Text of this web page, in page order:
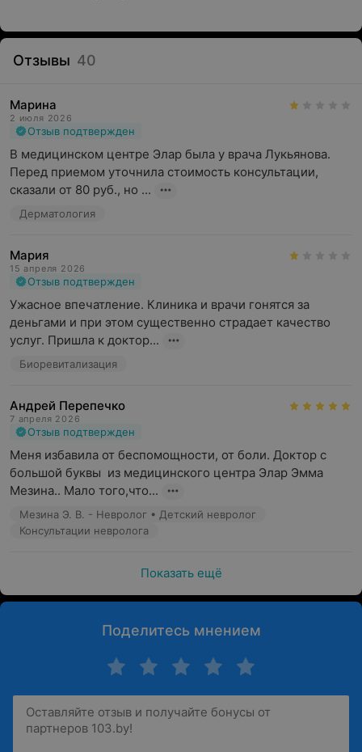
Отзывы 40
Марина
2 июля 2026
Отзыв подтвержден
В медицинском центре Элар была у врача Лукьянова.
Перед приемом уточнила стоимость консультации,
сказали от 80 руб., но ...
Дерматология
Мария
15 апреля 2026
Отзыв подтвержден
Ужасное впечатление. Клиника и врачи гонятся за
деньгами и при этом существенно страдает качество
услуг. Пришла к доктор...
Биоревитализация
Андрей Перепечко
7 апреля 2026
Отзыв подтвержден
Меня избавила от беспомощности, от боли. Доктор с
большой буквы  из медицинского центра Элар Эмма
Мезина.. Мало того,что...
Мезина Э. В. - Невролог • Детский невролог
Консультации невролога
Показать ещё
Поделитесь мнением